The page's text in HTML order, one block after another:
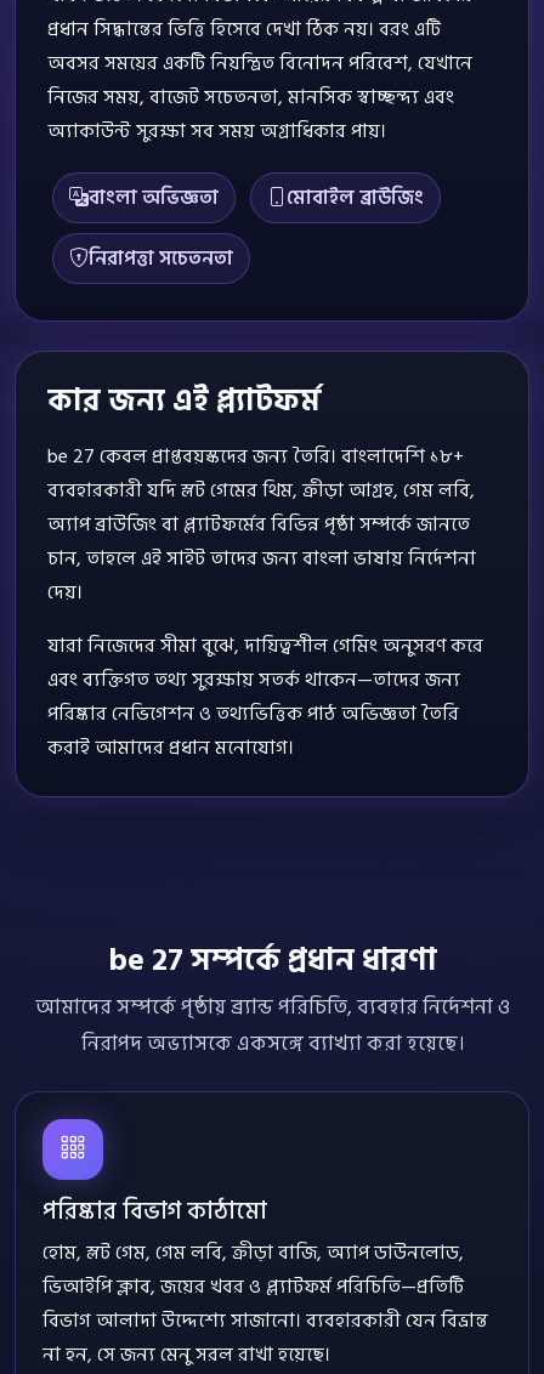
প্রধান সিদ্ধান্তের ভিত্তি হিসেবে দেখা ঠিক নয়। বরং এটি
অবসর সময়ের একটি নিয়ন্ত্রিত বিনোদন পরিবেশ, যেখানে
নিজের সময়, বাজেট সচেতনতা, মানসিক স্বাচ্ছন্দ্য এবং
অ্যাকাউন্ট সুরক্ষা সব সময় অগ্রাধিকার পায়।
বাংলা অভিজ্ঞতা
মোবাইল ব্রাউজিং
নিরাপত্তা সচেতনতা
কার জন্য এই প্ল্যাটফর্ম
be 27 কেবল প্রাপ্তবয়স্কদের জন্য তৈরি। বাংলাদেশি ১৮+
ব্যবহারকারী যদি স্লট গেমের থিম, ক্রীড়া আগ্রহ, গেম লবি,
অ্যাপ ব্রাউজিং বা প্ল্যাটফর্মের বিভিন্ন পৃষ্ঠা সম্পর্কে জানতে
চান, তাহলে এই সাইট তাদের জন্য বাংলা ভাষায় নির্দেশনা
দেয়।
যারা নিজেদের সীমা বুঝে, দায়িত্বশীল গেমিং অনুসরণ করে
এবং ব্যক্তিগত তথ্য সুরক্ষায় সতর্ক থাকেন—তাদের জন্য
পরিষ্কার নেভিগেশন ও তথ্যভিত্তিক পাঠ অভিজ্ঞতা তৈরি
করাই আমাদের প্রধান মনোযোগ।
be 27 সম্পর্কে প্রধান ধারণা
আমাদের সম্পর্কে পৃষ্ঠায় ব্র্যান্ড পরিচিতি, ব্যবহার নির্দেশনা ও
নিরাপদ অভ্যাসকে একসঙ্গে ব্যাখ্যা করা হয়েছে।
পরিষ্কার বিভাগ কাঠামো
হোম, স্লট গেম, গেম লবি, ক্রীড়া বাজি, অ্যাপ ডাউনলোড,
ভিআইপি ক্লাব, জয়ের খবর ও প্ল্যাটফর্ম পরিচিতি—প্রতিটি
বিভাগ আলাদা উদ্দেশ্যে সাজানো। ব্যবহারকারী যেন বিভ্রান্ত
না হন, সে জন্য মেনু সরল রাখা হয়েছে।